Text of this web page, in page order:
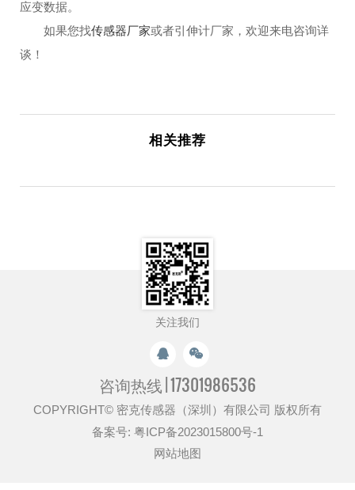
应变数据。
如果您找传感器厂家或者引伸计厂家，欢迎来电咨询详
谈！
相关推荐
关注我们
咨询热线 |17301986536
COPYRIGHT© 密克传感器（深圳）有限公司 版权所有
备案号: 粤ICP备2023015800号-1
网站地图